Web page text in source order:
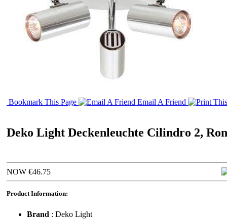
Bookmark This Page Email A Friend
Deko Light Deckenleuchte Cilindro 2,
NOW €46.75
Product Information:
Brand : Deko Light